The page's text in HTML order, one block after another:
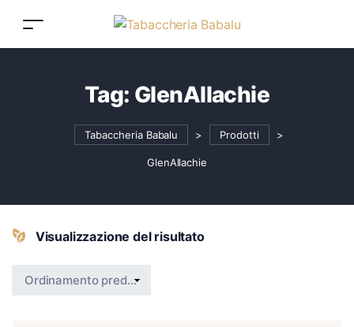
Tag: GlenAllachie
Tabaccheria Babalu > Prodotti >
GlenAllachie
Visualizzazione del risultato